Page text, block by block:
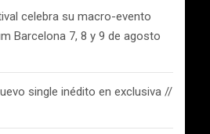
celebra su macro-evento
Barcelona 7, 8 y 9 de agosto
single inédito en exclusiva //